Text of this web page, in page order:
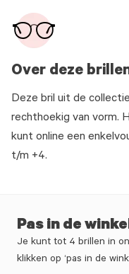
Over deze
Deze bril uit de
rechthoekig van vorm.
kunt online een
t/m +4.
Pas in de
Je kunt tot 4 brillen in
klikken op ‘pas in de